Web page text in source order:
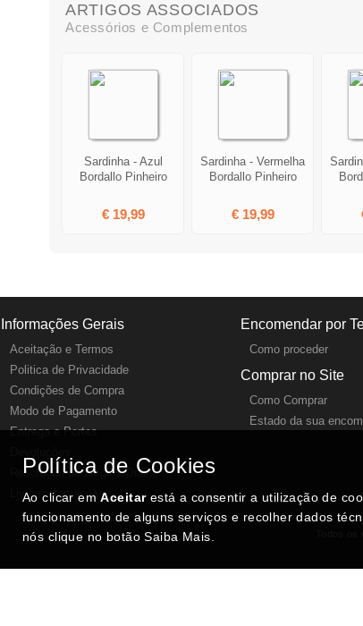
ARTIGOS ASSOCIADOS
Acessórios e Complementos
Sardinha - Azul
Bordallo Pinheiro
€ 19,99
Sardinha - Vermelha
Bordallo Pinheiro
€ 19,99
Informações Gerais
Aceitação e Termos
Politica de Privacidade
Condições de Compra
Modo de Pagamento
Entrega e Portes
Resolução de Litígios Online
Livro reclamações
Encomendar por
Como proceder
Comprar no Site
Como Comprar
Estado da sua
Política de Cookies
Ao clicar emAceitarestá a consentir a utilização de
funcionamento de alguns serviços e recolher dados
nós clique no botão Saiba Mais.